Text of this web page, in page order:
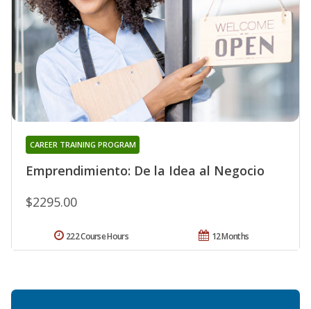
Emprendimiento: De la Idea al Negocio
CAREER TRAINING PROGRAM
$2295.00
12 Months
222 Course Hours